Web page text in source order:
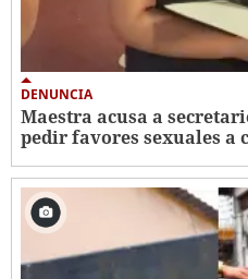
DENUNCIA
Maestra acusa a
pedir favores sexuales a